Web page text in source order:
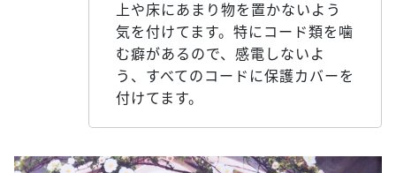
上や床にあまり物を置かないよう
気を付けてます。特にコード類を噛
む癖があるので、感電しないよ
う、すべてのコードに保護カバーを
付けてます。